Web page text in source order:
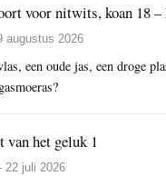
voor nitwits, koan 18
augustus 2026
een oude jas, een droge
van het geluk 1
22 juli 2026